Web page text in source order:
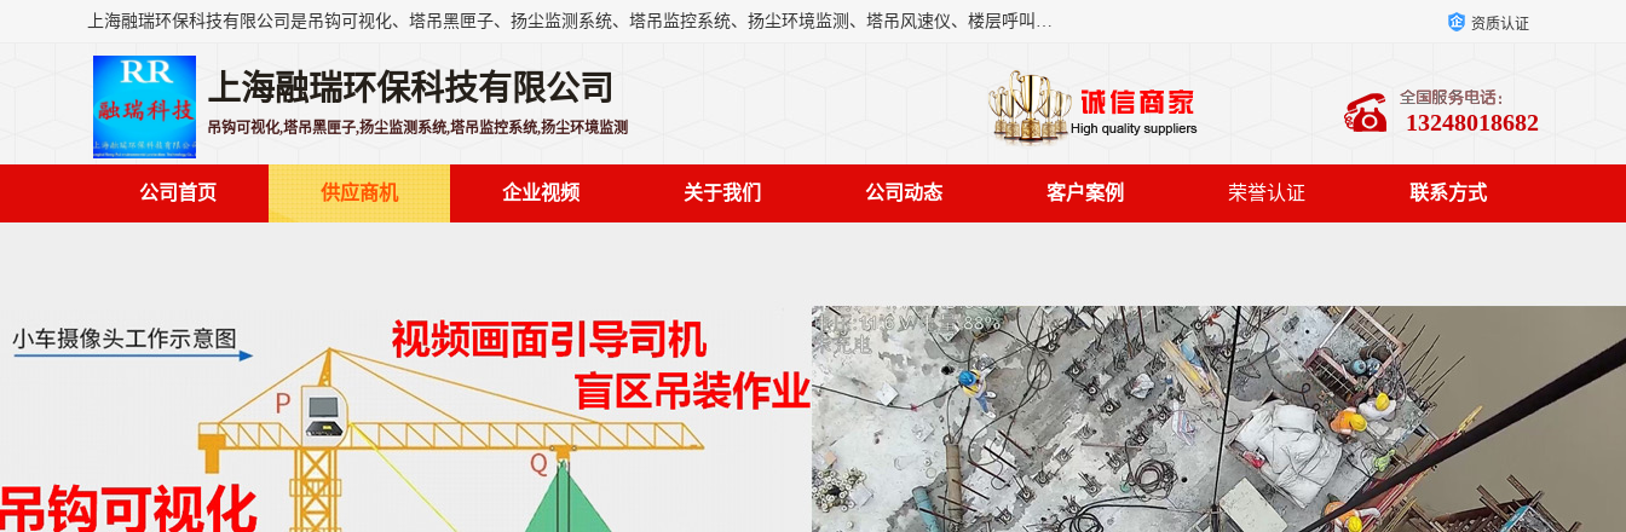
上海融瑞环保科技有限公司是吊钩可视化、塔吊黑匣子、扬尘监测系统、塔吊监控系统、扬尘环境监测、塔吊风速仪、楼层呼叫器、主令控制器、人脸识别、风速仪等一系列环保设备的研发生产销售为一体的专业化公司。 资质认证
上海融瑞环保科技有限公司
吊钩可视化,塔吊黑匣子,扬尘监测系统,塔吊监控系统,扬尘环境监测 13248018682
公司首页 供应商机 企业视频 关于我们 公司动态 客户案例 荣誉认证 联系方式